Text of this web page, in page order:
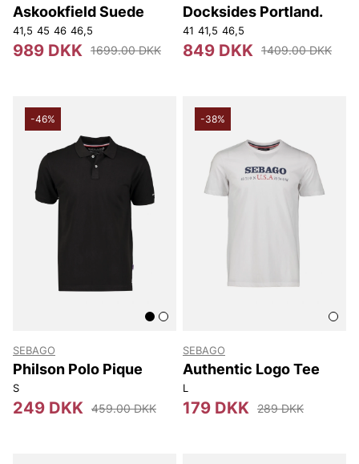
Askookfield Suede
41,5 45 46 46,5
989 DKK 1699.00 DKK
Docksides Portland.
41 41,5 46,5
849 DKK 1409.00 DKK
-46%
SEBAGO
Philson Polo Pique
S
249 DKK 459.00 DKK
-38%
SEBAGO
Authentic Logo Tee
L
179 DKK 289 DKK